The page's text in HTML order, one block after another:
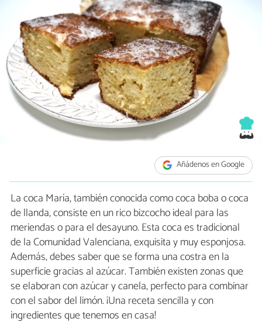
Añádenos en Google
La coca María, también conocida como coca boba o coca
de llanda, consiste en un rico bizcocho ideal para las
meriendas o para el desayuno. Esta coca es tradicional
de la Comunidad Valenciana, exquisita y muy esponjosa.
Además, debes saber que se forma una costra en la
superficie gracias al azúcar. También existen zonas que
se elaboran con azúcar y canela, perfecto para combinar
con el sabor del limón. ¡Una receta sencilla y con
ingredientes que tenemos en casa!